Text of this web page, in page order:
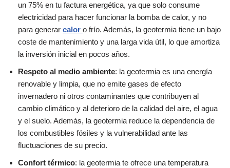
un 75% en tu factura energética, ya que solo consume
electricidad para hacer funcionar la bomba de calor, y no
para generar calor o frío. Además, la geotermia tiene un bajo
coste de mantenimiento y una larga vida útil, lo que amortiza
la inversión inicial en pocos años.
Respeto al medio ambiente: la geotermia es una energía
renovable y limpia, que no emite gases de efecto
invernadero ni otros contaminantes que contribuyen al
cambio climático y al deterioro de la calidad del aire, el agua
y el suelo. Además, la geotermia reduce la dependencia de
los combustibles fósiles y la vulnerabilidad ante las
fluctuaciones de su precio.
Confort térmico: la geotermia te ofrece una temperatura